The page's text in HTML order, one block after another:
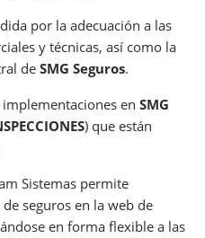
por la adecuación a las
y técnicas, así como la
deSMG Seguros.
implementaciones enSMG
) que están
Sistemas permite
seguros en la web de
en forma flexible a las